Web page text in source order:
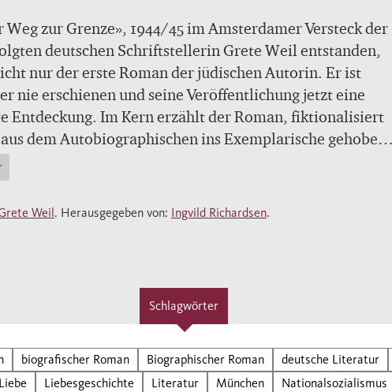
Weg zur Grenze», 1944/45 im Amsterdamer Versteck der
deutschen Schriftstellerin Grete Weil entstanden,
nur der erste Roman der jüdischen Autorin. Er ist
nie erschienen und seine Veröffentlichung jetzt eine
Entdeckung. Im Kern erzählt der Roman, fiktionalisiert
dem Autobiographischen ins Exemplarische gehoben,
von Grete Weil und ihrem 1941 im KZ
ermordeten Mann Edgar Weil. Er ist außerdem
Fluchtgeschichte und die Geschichte der Politisierung in
der Nazis 1933. Die Haupterzählung, zugleich
spielt 1936 und handelt von der Flucht der
jüdischen Münchnerin Monika Merton, deren Mann
im KZ Dachau getötet worden ist. Da inzwischen auch
der Gestapo gesucht wird, macht sie sich, zuletzt zu
Weil. Herausgegeben von: Ingvild Richardsen.
Schlagwörter
biografischer Roman Biographischer Roman deutsche Literatur
Liebe Liebesgeschichte Literatur München Nationalsozialismus